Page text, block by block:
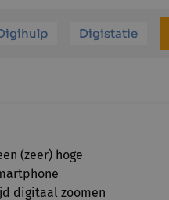
Digistatie
(zeer) hoge
digitaal zoomen